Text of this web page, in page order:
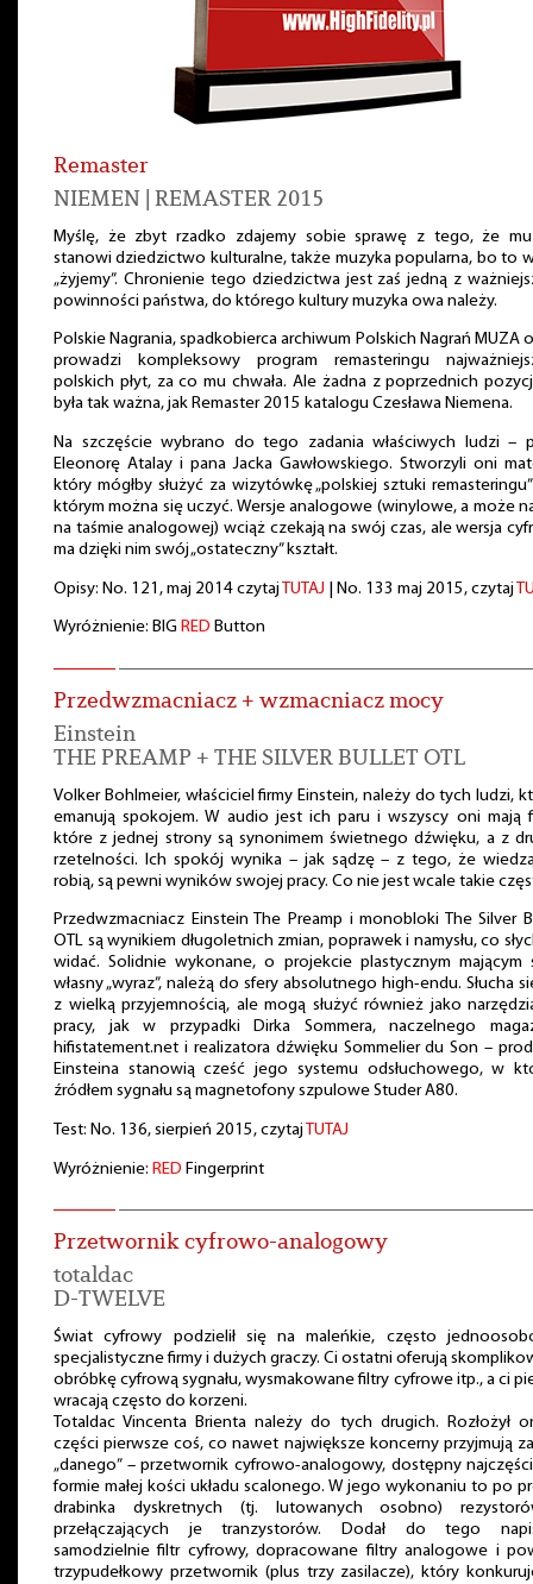
Remaster
NIEMEN | REMASTER 2015
Myślę, że zbyt rzadko zdajemy sobie sprawę z tego, że
stanowi dziedzictwo kulturalne, także muzyka popularna, bo to
„żyjemy”. Chronienie tego dziedzictwa jest zaś jedną z
powinności państwa, do którego kultury muzyka owa należy.
Polskie Nagrania, spadkobierca archiwum Polskich Nagrań MUZA
prowadzi kompleksowy program remasteringu
polskich płyt, za co mu chwała. Ale żadna z poprzednich
była tak ważna, jak Remaster 2015 katalogu Czesława Niemena.
Na szczęście wybrano do tego zadania właściwych ludzi –
Eleonorę Atalay i pana Jacka Gawłowskiego. Stworzyli oni
który mógłby służyć za wizytówkę „polskiej sztuki
którym można się uczyć. Wersje analogowe (winylowe, a może
na taśmie analogowej) wciąż czekają na swój czas, ale wersja
ma dzięki nim swój „ostateczny” kształt.
Opisy: No. 121, maj 2014 czytaj TUTAJ | No. 133 maj 2015, czytaj
Wyróżnienie: BIG RED Button
Przedwzmacniacz + wzmacniacz mocy
Einstein
THE PREAMP + THE SILVER BULLET OTL
Volker Bohlmeier, właściciel firmy Einstein, należy do tych ludzi,
emanują spokojem. W audio jest ich paru i wszyscy oni mają
które z jednej strony są synonimem świetnego dźwięku, a z
rzetelności. Ich spokój wynika – jak sądzę – z tego, że
robią, są pewni wyników swojej pracy. Co nie jest wcale takie
Przedwzmacniacz Einstein The Preamp i monobloki The Silver
OTL są wynikiem długoletnich zmian, poprawek i namysłu, co
widać. Solidnie wykonane, o projekcie plastycznym mającym
własny „wyraz”, należą do sfery absolutnego high-endu. Słucha
z wielką przyjemnością, ale mogą służyć również jako
pracy, jak w przypadki Dirka Sommera, naczelnego
hifistatement.net i realizatora dźwięku Sommelier du Son –
Einsteina stanowią cześć jego systemu odsłuchowego, w
źródłem sygnału są magnetofony szpulowe Studer A80.
Test: No. 136, sierpień 2015, czytaj TUTAJ
Wyróżnienie: RED Fingerprint
Przetwornik cyfrowo-analogowy
totaldac
D-TWELVE
Świat cyfrowy podzielił się na maleńkie, często
specjalistyczne firmy i dużych graczy. Ci ostatni oferują
obróbkę cyfrową sygnału, wysmakowane filtry cyfrowe itp., a ci
wracają często do korzeni.
Totaldac Vincenta Brienta należy do tych drugich. Rozłożył
części pierwsze coś, co nawet największe koncerny przyjmują
„danego” – przetwornik cyfrowo-analogowy, dostępny
formie małej kości układu scalonego. W jego wykonaniu to po
drabinka dyskretnych (tj. lutowanych osobno)
przełączających je tranzystorów. Dodał do tego
samodzielnie filtr cyfrowy, dopracowane filtry analogowe i
trzypudełkowy przetwornik (plus trzy zasilacze), który